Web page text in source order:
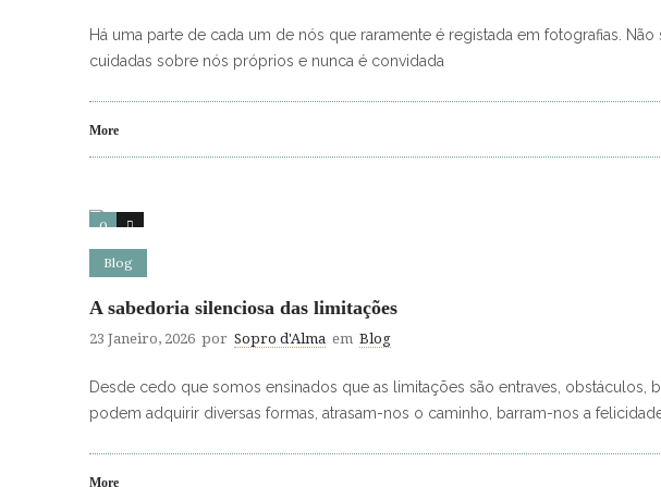
Há uma parte de cada um de nós que raramente é registada em fotografias.
cuidadas sobre nós próprios e nunca é convidada
More
0 1
Blog
A sabedoria silenciosa das limitações
23 Janeiro, 2026 por Sopro d'Alma em Blog
Desde cedo que somos ensinados que as limitações são entraves, obstáculos,
podem adquirir diversas formas, atrasam-nos o caminho, barram-nos a
More